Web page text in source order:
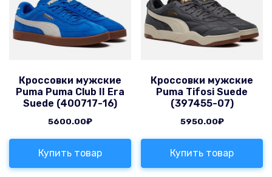
Кроссовки мужские
Puma Puma Club II Era
Suede (400717-16)
5600.00₽
Купить товар
Кроссовки мужские
Puma Tifosi Suede
(397455-07)
5950.00₽
Купить товар